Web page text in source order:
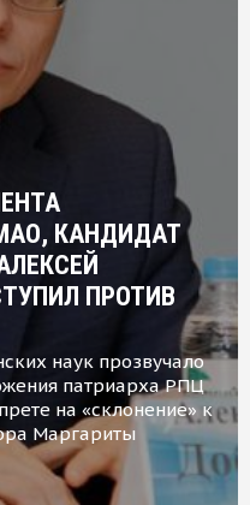
КАНДИДАТ
ПРОТИВ
наук прозвучало
патриарха РПЦ
на «склонение» к
Маргариты